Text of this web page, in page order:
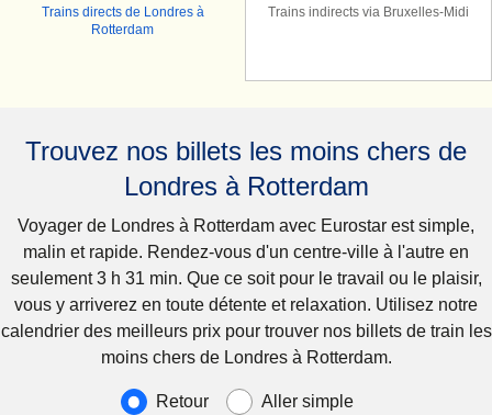
Trains directs de Londres à
Rotterdam
Trains indirects via Bruxelles-Midi
Trouvez nos billets les moins chers de
Londres à Rotterdam
Voyager de Londres à Rotterdam avec Eurostar est simple,
malin et rapide. Rendez-vous d'un centre-ville à l'autre en
seulement 3 h 31 min. Que ce soit pour le travail ou le plaisir,
vous y arriverez en toute détente et relaxation. Utilisez notre
calendrier des meilleurs prix pour trouver nos billets de train les
moins chers de Londres à Rotterdam.
Type de voyage
Retour Aller simple